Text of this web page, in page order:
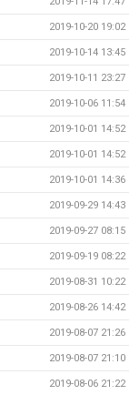
2019-10-20 19:02
2019-10-14 13:45
2019-10-11 23:27
2019-10-06 11:54
2019-10-01 14:52
2019-10-01 14:52
2019-10-01 14:36
2019-09-29 14:43
2019-09-27 08:15
2019-09-19 08:22
2019-08-31 10:22
2019-08-26 14:42
2019-08-07 21:26
2019-08-07 21:10
2019-08-06 21:22